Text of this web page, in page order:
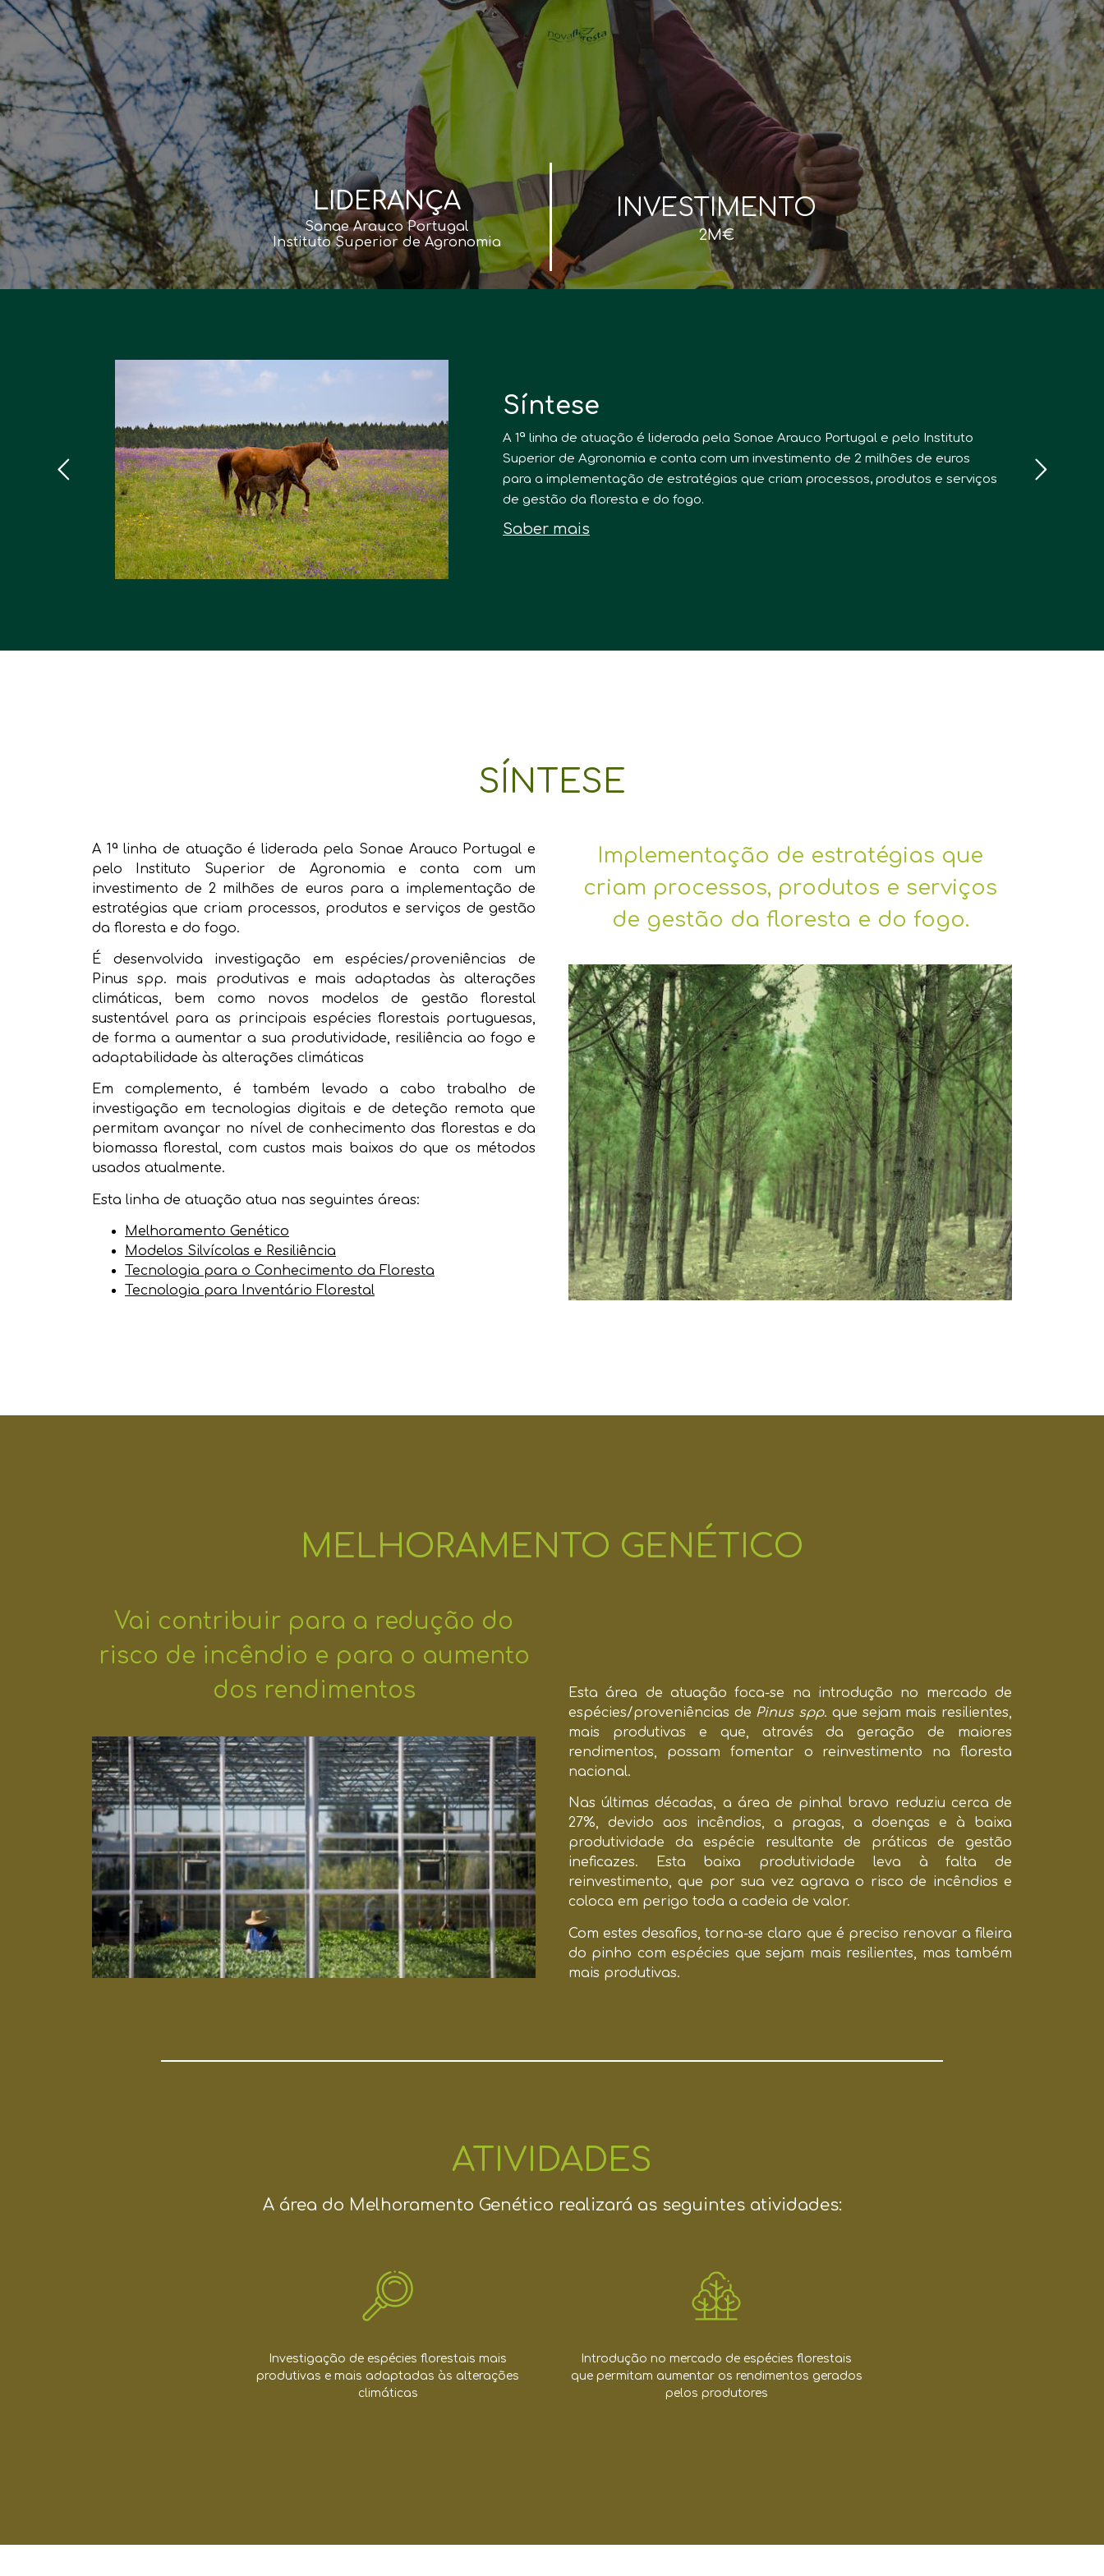
LIDERANÇA
Sonae Arauco Portugal
Instituto Superior de Agronomia
INVESTIMENTO
2M€
Síntese
A 1ª linha de atuação é liderada pela Sonae Arauco Portugal e pelo Instituto
Superior de Agronomia e conta com um investimento de 2 milhões de euros
para a implementação de estratégias que criam processos, produtos e serviços
de gestão da floresta e do fogo.
Saber mais
SÍNTESE
A 1ª linha de atuação é liderada pela Sonae Arauco Portugal e
pelo Instituto Superior de Agronomia e conta com um
investimento de 2 milhões de euros para a implementação de
estratégias que criam processos, produtos e serviços de gestão
da floresta e do fogo.
É desenvolvida investigação em espécies/proveniências de
Pinus spp. mais produtivas e mais adaptadas às alterações
climáticas, bem como novos modelos de gestão florestal
sustentável para as principais espécies florestais portuguesas,
de forma a aumentar a sua produtividade, resiliência ao fogo e
adaptabilidade às alterações climáticas
Em complemento, é também levado a cabo trabalho de
investigação em tecnologias digitais e de deteção remota que
permitam avançar no nível de conhecimento das florestas e da
biomassa florestal, com custos mais baixos do que os métodos
usados atualmente.
Esta linha de atuação atua nas seguintes áreas:
Melhoramento Genético
Modelos Silvícolas e Resiliência
Tecnologia para o Conhecimento da Floresta
Tecnologia para Inventário Florestal
Implementação de estratégias que
criam processos, produtos e serviços
de gestão da floresta e do fogo.
MELHORAMENTO GENÉTICO
Vai contribuir para a redução do
risco de incêndio e para o aumento
dos rendimentos
Esta área de atuação foca-se na introdução no mercado de
espécies/proveniências de Pinus spp. que sejam mais resilientes,
mais produtivas e que, através da geração de maiores
rendimentos, possam fomentar o reinvestimento na floresta
nacional.
Nas últimas décadas, a área de pinhal bravo reduziu cerca de
27%, devido aos incêndios, a pragas, a doenças e à baixa
produtividade da espécie resultante de práticas de gestão
ineficazes. Esta baixa produtividade leva à falta de
reinvestimento, que por sua vez agrava o risco de incêndios e
coloca em perigo toda a cadeia de valor.
Com estes desafios, torna-se claro que é preciso renovar a fileira
do pinho com espécies que sejam mais resilientes, mas também
mais produtivas.
ATIVIDADES
A área do Melhoramento Genético realizará as seguintes atividades:
Investigação de espécies florestais mais
produtivas e mais adaptadas às alterações
climáticas
Introdução no mercado de espécies florestais
que permitam aumentar os rendimentos gerados
pelos produtores